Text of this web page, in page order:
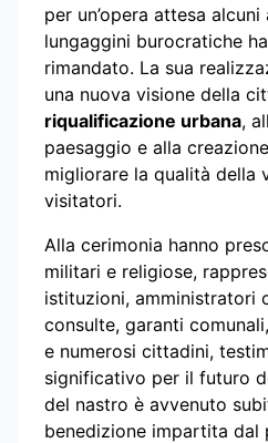
per un’opera attesa
lungaggini burocratiche
rimandato. La sua
una nuova visione della
riqualificazione urbana,
paesaggio e alla
migliorare la qualità della
visitatori.
Alla cerimonia hanno
militari e religiose,
istituzioni, amministratori
consulte, garanti
e numerosi cittadini,
significativo per il futuro
del nastro è avvenuto
benedizione impartita dal